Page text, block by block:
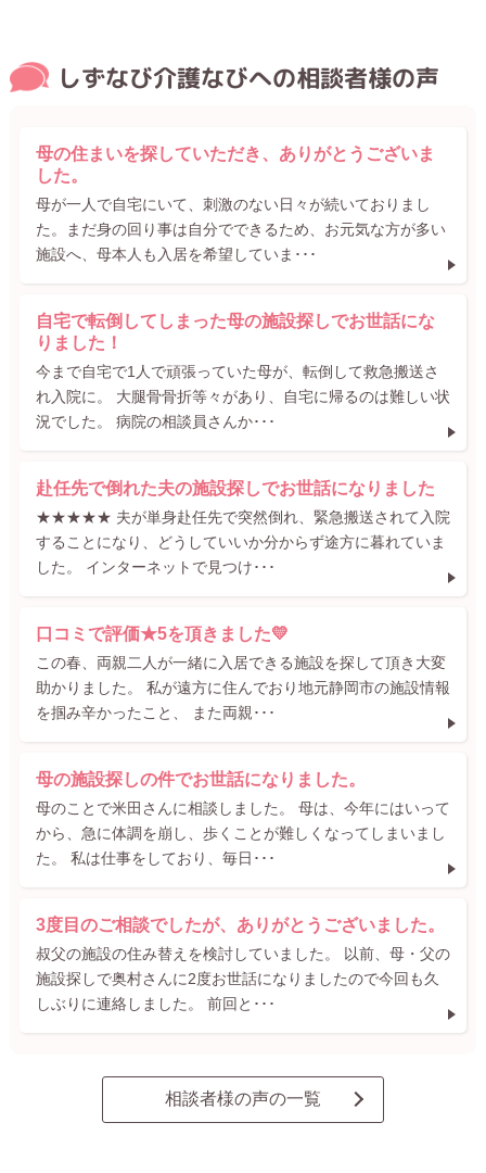
しずなび介護なびへの相談者様の声
母の住まいを探していただき、ありがとうございま
した。
母が一人で自宅にいて、刺激のない日々が続いておりまし
た。まだ身の回り事は自分でできるため、お元気な方が多い
施設へ、母本人も入居を希望していま･･･
自宅で転倒してしまった母の施設探しでお世話にな
りました！
今まで自宅で1人で頑張っていた母が、転倒して救急搬送さ
れ入院に。 大腿骨骨折等々があり、自宅に帰るのは難しい状
況でした。 病院の相談員さんか･･･
赴任先で倒れた夫の施設探しでお世話になりました
★★★★★ 夫が単身赴任先で突然倒れ、緊急搬送されて入院
することになり、どうしていいか分からず途方に暮れていま
した。 インターネットで見つけ･･･
口コミで評価★5を頂きました💛
この春、両親二人が一緒に入居できる施設を探して頂き大変
助かりました。 私が遠方に住んでおり地元静岡市の施設情報
を掴み辛かったこと、 また両親･･･
母の施設探しの件でお世話になりました。
母のことで米田さんに相談しました。 母は、今年にはいって
から、急に体調を崩し、歩くことが難しくなってしまいまし
た。 私は仕事をしており、毎日･･･
3度目のご相談でしたが、ありがとうございました。
叔父の施設の住み替えを検討していました。 以前、母・父の
施設探しで奥村さんに2度お世話になりましたので今回も久
しぶりに連絡しました。 前回と･･･
相談者様の声の一覧